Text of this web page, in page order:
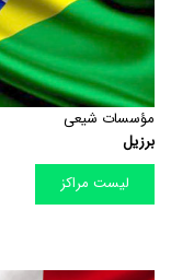
مؤسسات شیعی
برزیل
لیست مراکز